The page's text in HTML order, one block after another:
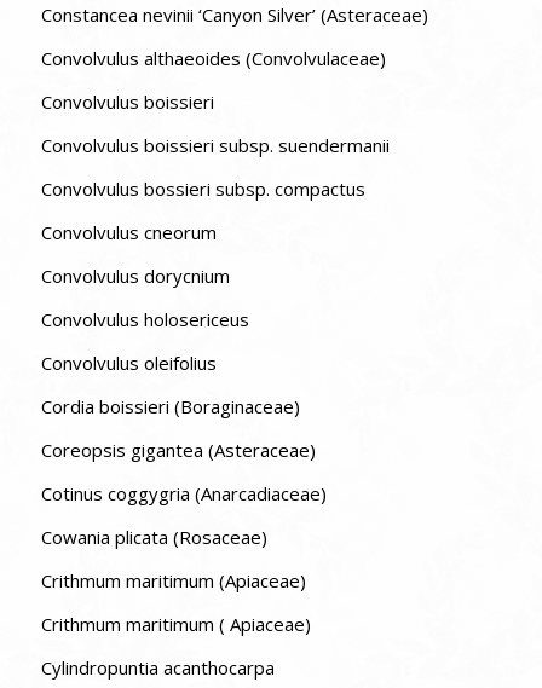
Constancea nevinii ‘Canyon Silver’ (Asteraceae)
Convolvulus althaeoides (Convolvulaceae)
Convolvulus boissieri
Convolvulus boissieri subsp. suendermanii
Convolvulus bossieri subsp. compactus
Convolvulus cneorum
Convolvulus dorycnium
Convolvulus holosericeus
Convolvulus oleifolius
Cordia boissieri (Boraginaceae)
Coreopsis gigantea (Asteraceae)
Cotinus coggygria (Anarcadiaceae)
Cowania plicata (Rosaceae)
Crithmum maritimum (Apiaceae)
Crithmum maritimum ( Apiaceae)
Cylindropuntia acanthocarpa